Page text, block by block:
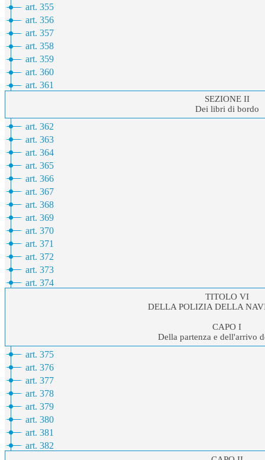
art. 355
art. 356
art. 357
art. 358
art. 359
art. 360
art. 361
SEZIONE II
Dei libri di bordo
art. 362
art. 363
art. 364
art. 365
art. 366
art. 367
art. 368
art. 369
art. 370
art. 371
art. 372
art. 373
art. 374
TITOLO VI
DELLA POLIZIA DELLA
CAPO I
Della partenza e dell'arrivo
art. 375
art. 376
art. 377
art. 378
art. 379
art. 380
art. 381
art. 382